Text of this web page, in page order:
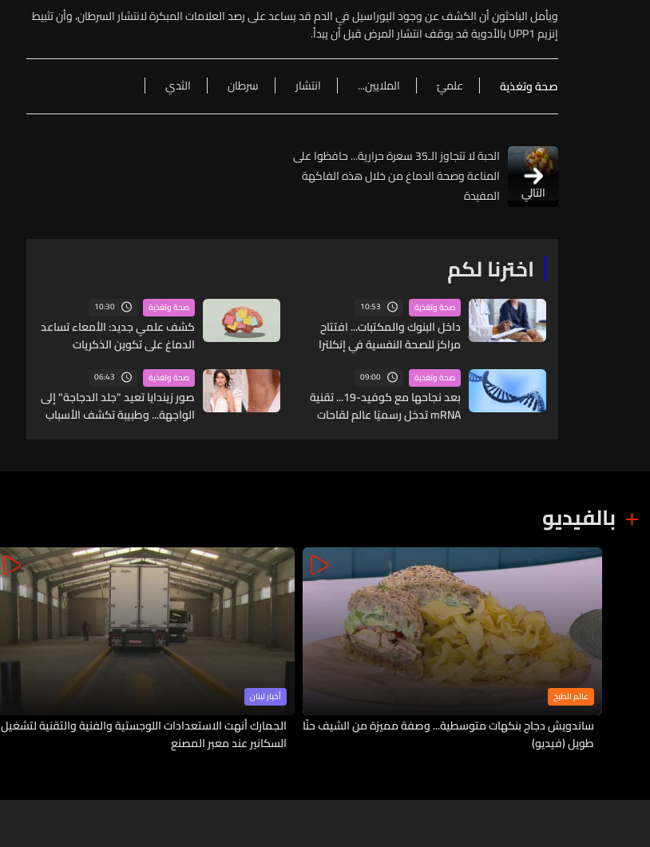
ويأمل الباحثون أن الكشف عن وجود اليوراسيل في الدم قد يساعد على رصد العلامات المبكرة لانتشار السرطان، وأن تثبيط
إنزيم UPP1 بالأدوية قد يوقف انتشار المرض قبل أن يبدأ.
صحة وتغذية علميّ الملايين... انتشار سرطان الثدي
التالي
الحبة لا تتجاوز الـ35 سعرة حرارية... حافظوا على
المناعة وصحة الدماغ من خلال هذه الفاكهة
المفيدة
اخترنا لكم
صحة وتغذية 10:53
داخل البنوك والمكتبات... افتتاح
مراكز للصحة النفسية في إنكلترا
صحة وتغذية 10:30
كشف علمي جديد: الأمعاء تساعد
الدماغ على تكوين الذكريات
صحة وتغذية 09:00
بعد نجاحها مع كوفيد-19... تقنية
mRNA تدخل رسميًا عالم لقاحات
صحة وتغذية 06:43
صور زيندايا تعيد "جلد الدجاجة" إلى
الواجهة... وطبيبة تكشف الأسباب
بالفيديو
عالم الطبخ
ساندويش دجاج بنكهات متوسطية... وصفة مميزة من الشيف حنّا
طويل (فيديو)
أخبار لبنان
الجمارك أنهت الاستعدادات اللوجستية والفنية والتقنية لتشغيل
السكانير عند معبر المصنع